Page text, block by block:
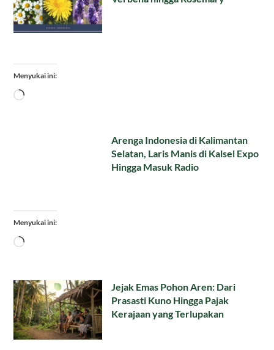
Menyukai ini:
Memuat...
Arenga Indonesia di Kalimantan
Selatan, Laris Manis di Kalsel Expo
Hingga Masuk Radio
Menyukai ini:
Memuat...
Jejak Emas Pohon Aren: Dari
Prasasti Kuno Hingga Pajak
Kerajaan yang Terlupakan